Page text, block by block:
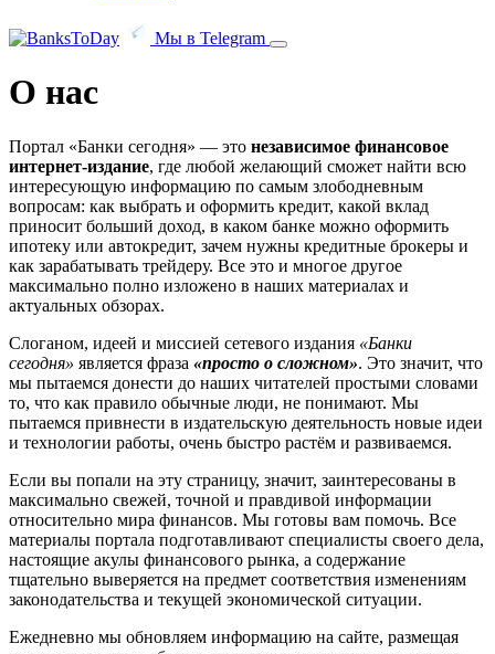
Мы в Telegram
О нас
Портал «Банки сегодня» — это независимое финансовое
интернет-издание, где любой желающий сможет найти всю
интересующую информацию по самым злободневным
вопросам: как выбрать и оформить кредит, какой вклад
приносит больший доход, в каком банке можно оформить
ипотеку или автокредит, зачем нужны кредитные брокеры и
как зарабатывать трейдеру. Все это и многое другое
максимально полно изложено в наших материалах и
актуальных обзорах.
Слоганом, идеей и миссией сетевого издания «Банки
сегодня» является фраза «просто о сложном». Это значит, что
мы пытаемся донести до наших читателей простыми словами
то, что как правило обычные люди, не понимают. Мы
пытаемся привнести в издательскую деятельность новые идеи
и технологии работы, очень быстро растём и развиваемся.
Если вы попали на эту страницу, значит, заинтересованы в
максимально свежей, точной и правдивой информации
относительно мира финансов. Мы готовы вам помочь. Все
материалы портала подготавливают специалисты своего дела,
настоящие акулы финансового рынка, а содержание
тщательно выверяется на предмет соответствия изменениям
законодательства и текущей экономической ситуации.
Ежедневно мы обновляем информацию на сайте, размещая